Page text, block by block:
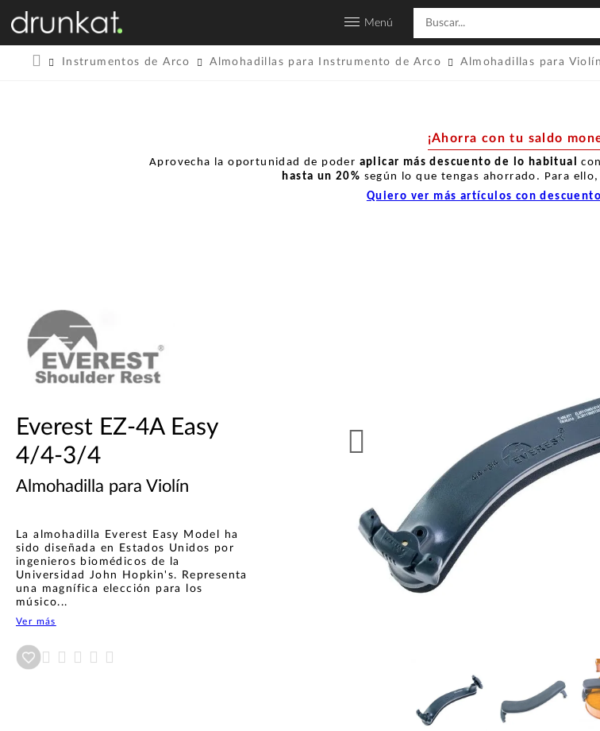
Menú
Instrumentos de Arco Almohadillas para Instrumento de Arco Almohadillas para Violín
¡Ahorra con tu saldo
Aprovecha la oportunidad de poder aplicar más descuento de lo habitual
hasta un 20% según lo que tengas ahorrado. Para ello,
Quiero ver más artículos con
Everest EZ-4A Easy
4/4-3/4
Almohadilla para Violín
La almohadilla Everest Easy Model ha
sido diseñada en Estados Unidos por
ingenieros biomédicos de la
Universidad John Hopkin's. Representa
una magnífica elección para los
músico...
Ver más